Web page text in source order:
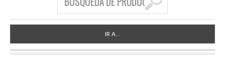
IR A...